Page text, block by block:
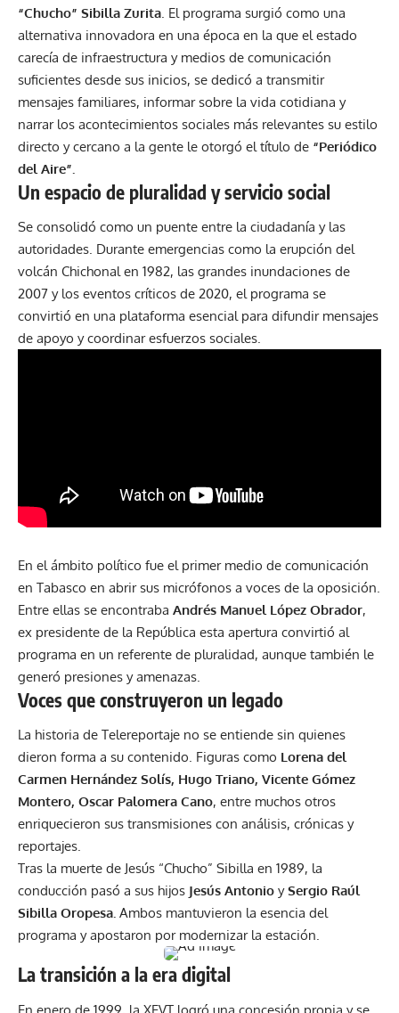
“Chucho” Sibilla Zurita . El programa surgió como una
alternativa innovadora en una época en la que el estado
carecía de infraestructura y medios de comunicación
suficientes desde sus inicios, se dedicó a transmitir
mensajes familiares, informar sobre la vida cotidiana y
narrar los acontecimientos sociales más relevantes su estilo
directo y cercano a la gente le otorgó el título de “Periódico
del Aire”.
Un espacio de pluralidad y servicio social
Se consolidó como un puente entre la ciudadanía y las
autoridades. Durante emergencias como la erupción del
volcán Chichonal en 1982, las grandes inundaciones de
2007 y los eventos críticos de 2020, el programa se
convirtió en una plataforma esencial para difundir mensajes
de apoyo y coordinar esfuerzos sociales.
En el ámbito político fue el primer medio de comunicación
en Tabasco en abrir sus micrófonos a voces de la oposición.
Entre ellas se encontraba Andrés Manuel López Obrador,
ex presidente de la República esta apertura convirtió al
programa en un referente de pluralidad, aunque también le
generó presiones y amenazas.
Voces que construyeron un legado
La historia de Telereportaje no se entiende sin quienes
dieron forma a su contenido. Figuras como Lorena del
Carmen Hernández Solís, Hugo Triano, Vicente Gómez
Montero, Oscar Palomera Cano, entre muchos otros
enriquecieron sus transmisiones con análisis, crónicas y
reportajes.
Tras la muerte de Jesús “Chucho” Sibilla en 1989, la
conducción pasó a sus hijos Jesús Antonio ySergio Raúl
Sibilla Oropesa. Ambos mantuvieron la esencia del
programa y apostaron por modernizar la estación.
La transición a la era digital
En enero de 1999, la XEVT logró una concesión propia y se